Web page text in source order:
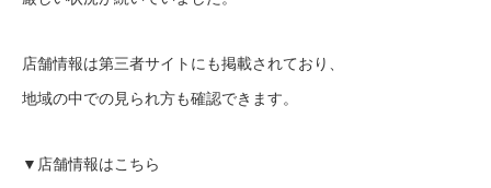
店舗情報は第三者サイトにも掲載されており、
地域の中での見られ方も確認できます。
▼店舗情報はこちら